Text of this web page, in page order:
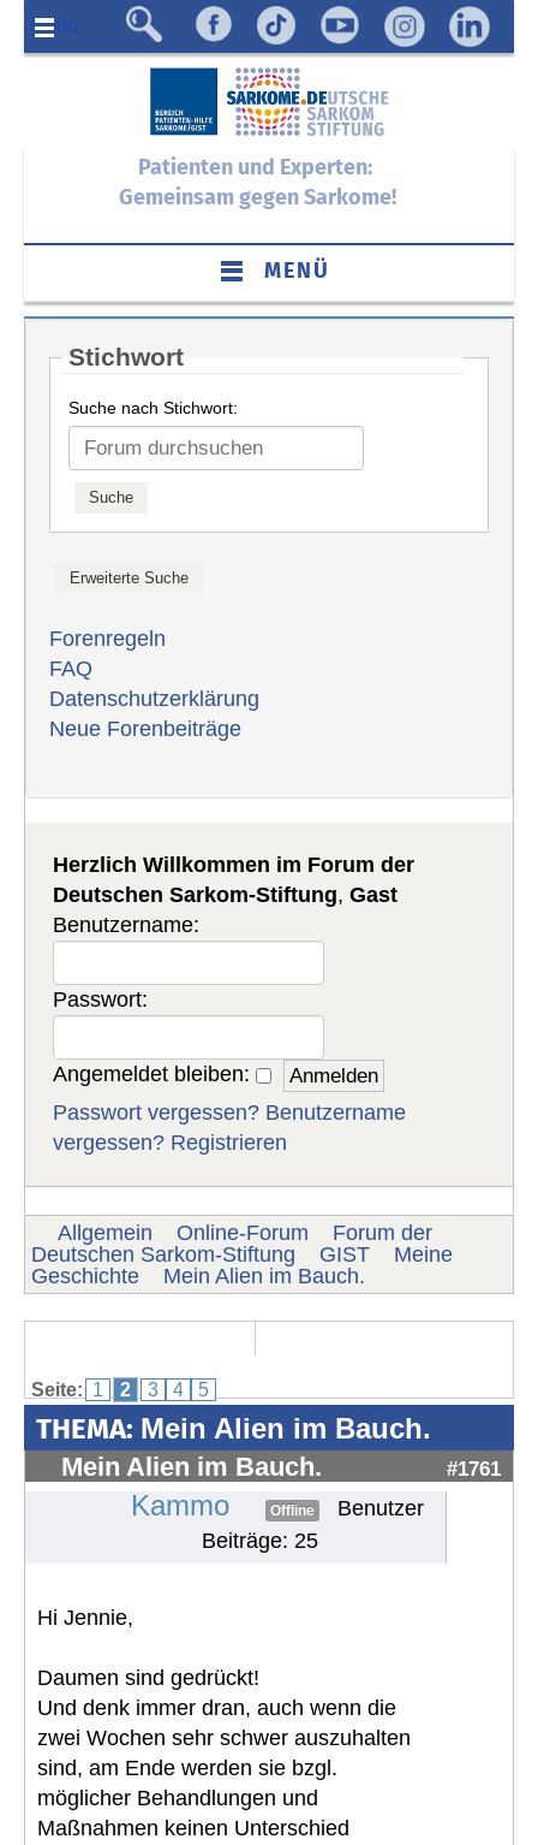
Menü
Patienten und Experten:
Gemeinsam gegen Sarkome!
MENÜ
Stichwort
Suche nach Stichwort:
Forenregeln
FAQ
Datenschutzerklärung
Neue Forenbeiträge
Herzlich Willkommen im Forum der
Deutschen Sarkom-Stiftung,Gast
Benutzername:
Passwort:
Angemeldet bleiben:
Passwort vergessen? Benutzername
vergessen? Registrieren
Allgemein Online-Forum
Forum der
Deutschen Sarkom-Stiftung
GIST
Meine
Geschichte
Mein Alien im Bauch.
Seite: 1 2 3 4 5
THEMA: Mein Alien im Bauch.
Mein Alien im Bauch. #1761
Kammo Offline
Benutzer
Beiträge: 25
Hi Jennie,
Daumen sind gedrückt!
Und denk immer dran, auch wenn die
zwei Wochen sehr schwer auszuhalten
sind, am Ende werden sie bzgl.
möglicher Behandlungen und
Maßnahmen keinen Unterschied